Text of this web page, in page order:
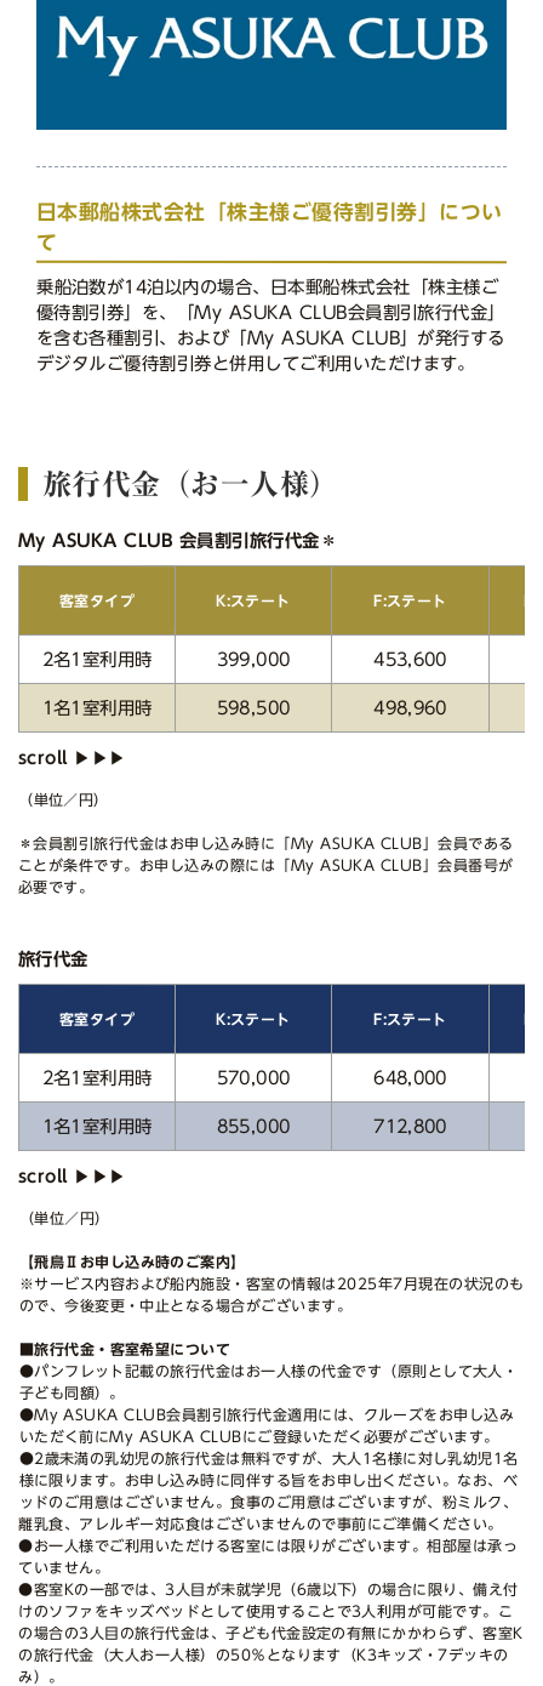
日本郵船株式会社「株主様ご優待割引券」につい
て
乗船泊数が14泊以内の場合、日本郵船株式会社「株主様ご
優待割引券」を、「My ASUKA CLUB会員割引旅行代金」
を含む各種割引、および「My ASUKA CLUB」が発行する
デジタルご優待割引券と併用してご利用いただけます。
旅行代金（お一人様）
My ASUKA CLUB 会員割引旅行代金＊
客室タイプ K:ステート F:ステート
2名1室利用時 399,000 453,600
1名1室利用時 598,500 498,960
（単位／円）
＊会員割引旅行代金はお申し込み時に「My ASUKA CLUB」会員である
ことが条件です。お申し込みの際には「My ASUKA CLUB」会員番号が
必要です。
旅行代金
客室タイプ K:ステート F:ステート
2名1室利用時 570,000 648,000
1名1室利用時 855,000 712,800
（単位／円）
【飛鳥Ⅱお申し込み時のご案内】
※サービス内容および船内施設・客室の情報は2025年7月現在の状況のも
ので、今後変更・中止となる場合がございます。
■旅行代金・客室希望について
●パンフレット記載の旅行代金はお一人様の代金です（原則として大人・
子ども同額）。
●My ASUKA CLUB会員割引旅行代金適用には、クルーズをお申し込み
いただく前にMy ASUKA CLUBにご登録いただく必要がございます。
●2歳未満の乳幼児の旅行代金は無料ですが、大人1名様に対し乳幼児1名
様に限ります。お申し込み時に同伴する旨をお申し出ください。なお、ベ
ッドのご用意はございません。食事のご用意はございますが、粉ミルク、
離乳食、アレルギー対応食はございませんので事前にご準備ください。
●お一人様でご利用いただける客室には限りがございます。相部屋は承っ
ていません。
●客室Kの一部では、3人目が未就学児（6歳以下）の場合に限り、備え付
けのソファをキッズベッドとして使用することで3人利用が可能です。こ
の場合の3人目の旅行代金は、子ども代金設定の有無にかかわらず、客室K
の旅行代金（大人お一人様）の50％となります（K3キッズ・7デッキの
み）。